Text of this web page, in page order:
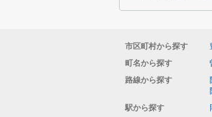
市区町村から探す
町名から探す
路線から探す
駅から探す